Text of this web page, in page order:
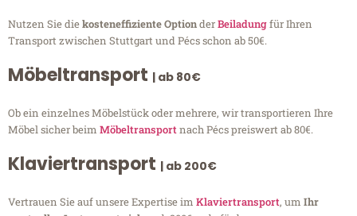
Nutzen Sie diekosteneffiziente OptionderBeiladungfür Ihren
Transport zwischen Stuttgart und Pécs schon ab 50€.
Möbeltransport | ab 80€
Ob ein einzelnes Möbelstück oder mehrere, wir transportieren Ihre
Möbel sicher beim Möbeltransportnach Pécs preiswert ab 80€.
Klaviertransport | ab 200€
Vertrauen Sie auf unsere Expertise im Klaviertransport, um Ihr